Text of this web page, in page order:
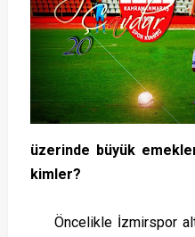
üzerinde büyük
kimler?
Öncelikle İzmirspor